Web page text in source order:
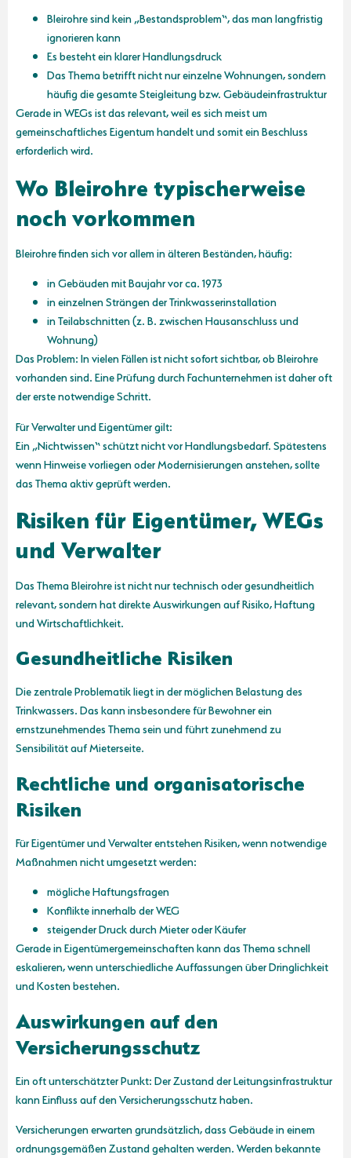
Bleirohre sind kein „Bestandsproblem“, das man langfristig
ignorieren kann
Es besteht ein klarer Handlungsdruck
Das Thema betrifft nicht nur einzelne Wohnungen, sondern
häufig die gesamte Steigleitung bzw. Gebäudeinfrastruktur
Gerade in WEGs ist das relevant, weil es sich meist um
gemeinschaftliches Eigentum handelt und somit ein Beschluss
erforderlich wird.
Wo Bleirohre typischerweise
noch vorkommen
Bleirohre finden sich vor allem in älteren Beständen, häufig:
in Gebäuden mit Baujahr vor ca. 1973
in einzelnen Strängen der Trinkwasserinstallation
in Teilabschnitten (z. B. zwischen Hausanschluss und
Wohnung)
Das Problem: In vielen Fällen ist nicht sofort sichtbar, ob Bleirohre
vorhanden sind. Eine Prüfung durch Fachunternehmen ist daher oft
der erste notwendige Schritt.
Für Verwalter und Eigentümer gilt:
Ein „Nichtwissen“ schützt nicht vor Handlungsbedarf. Spätestens
wenn Hinweise vorliegen oder Modernisierungen anstehen, sollte
das Thema aktiv geprüft werden.
Risiken für Eigentümer, WEGs
und Verwalter
Das Thema Bleirohre ist nicht nur technisch oder gesundheitlich
relevant, sondern hat direkte Auswirkungen auf Risiko, Haftung
und Wirtschaftlichkeit.
Gesundheitliche Risiken
Die zentrale Problematik liegt in der möglichen Belastung des
Trinkwassers. Das kann insbesondere für Bewohner ein
ernstzunehmendes Thema sein und führt zunehmend zu
Sensibilität auf Mieterseite.
Rechtliche und organisatorische
Risiken
Für Eigentümer und Verwalter entstehen Risiken, wenn notwendige
Maßnahmen nicht umgesetzt werden:
mögliche Haftungsfragen
Konflikte innerhalb der WEG
steigender Druck durch Mieter oder Käufer
Gerade in Eigentümergemeinschaften kann das Thema schnell
eskalieren, wenn unterschiedliche Auffassungen über Dringlichkeit
und Kosten bestehen.
Auswirkungen auf den
Versicherungsschutz
Ein oft unterschätzter Punkt: Der Zustand der Leitungsinfrastruktur
kann Einfluss auf den Versicherungsschutz haben.
Versicherungen erwarten grundsätzlich, dass Gebäude in einem
ordnungsgemäßen Zustand gehalten werden. Werden bekannte